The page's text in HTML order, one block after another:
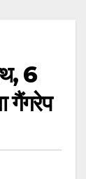
6
गैंगरेप